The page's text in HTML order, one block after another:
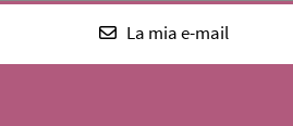
La mia e-mail